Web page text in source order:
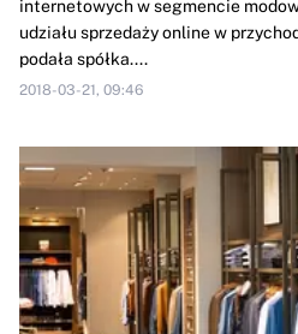
internetowych w segmencie
udziału sprzedaży online w
podała spółka....
2018-03-21, 09:46